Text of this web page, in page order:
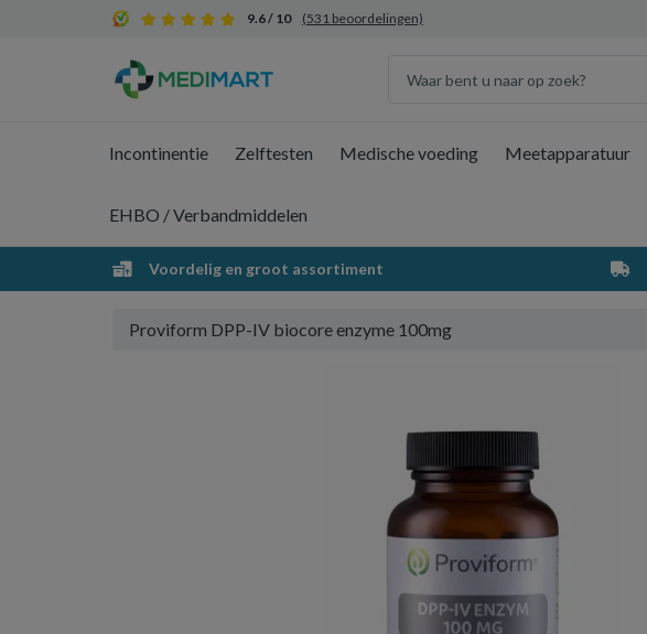
9.6 / 10 (531 beoordelingen)
Incontinentie Zelftesten Medische voeding Meetapparatuur
EHBO / Verbandmiddelen
Voordelig en groot assortiment
Proviform DPP-IV biocore enzyme 100mg